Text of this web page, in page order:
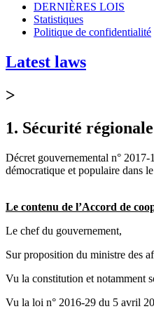
DERNIÈRES LOIS
Statistiques
Politique de confidentialité
Latest laws
>
1. Sécurité régionale
Décret gouvernemental n°
démocratique et populaire dans
Le contenu de l’Accord de
Le chef du gouvernement,
Sur proposition du ministre des
Vu la constitution et notamment
Vu la loi n° 2016-29 du 5 avril